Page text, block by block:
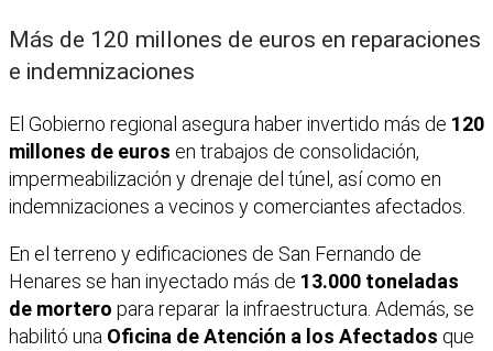
Más de 120 millones de euros en reparaciones
e indemnizaciones
El Gobierno regional asegura haber invertido más de 120
millones de euros en trabajos de consolidación,
impermeabilización y drenaje del túnel, así como en
indemnizaciones a vecinos y comerciantes afectados.
En el terreno y edificaciones de San Fernando de
Henares se han inyectado más de 13.000 toneladas
de mortero para reparar la infraestructura. Además, se
habilitó una Oficina de Atención a los Afectados que